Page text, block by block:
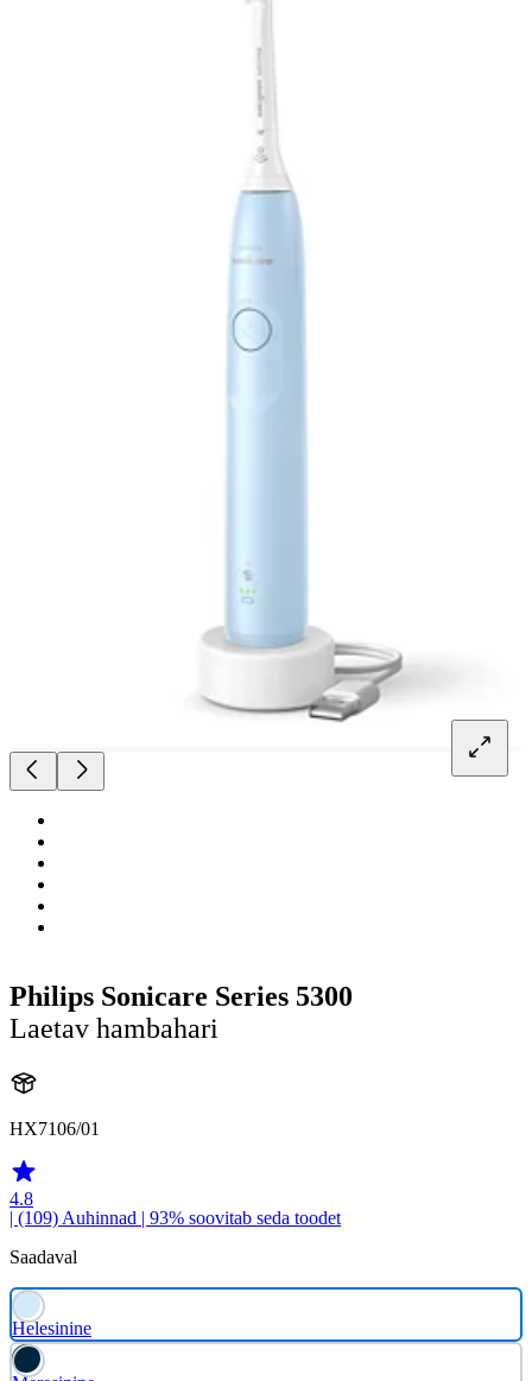
Philips Sonicare Series 5300
Laetav hambahari
HX7106/01
4.8
| (109) Auhinnad | 93% soovitab seda toodet
Saadaval
Helesinine